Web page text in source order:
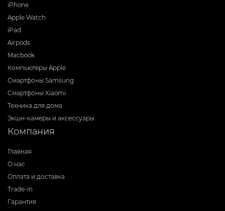
iPhone
Apple Watch
iPad
Airpods
Macbook
Компьютеры Apple
Смартфоны Samsung
Смартфоны Xiaomi
Техника для дома
Экшн-камеры и аксессуары
Компания
Главная
О нас
Оплата и доставка
Trade-in
Гарантия